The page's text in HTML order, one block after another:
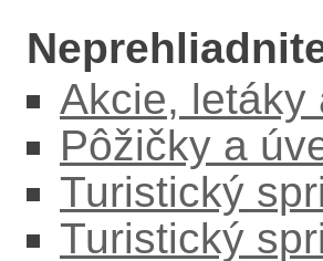
Akcie, letáky
Pôžičky a
Turistický
Turistický